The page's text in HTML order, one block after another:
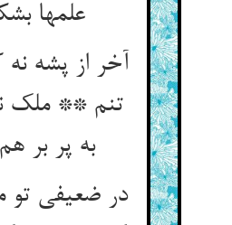
علمها
آخر از پشه
تنم ** ملک
به پر بر
در ضعیفی تو